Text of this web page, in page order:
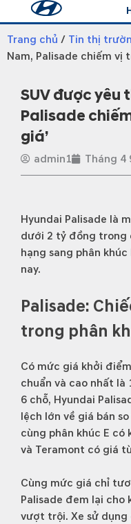
Trang chủ / Tin thị
Nam, Palisade chiếm vị
SUV được yêu
Palisade
giá’
admin1 Tháng 4
Hyundai Palisade là
dưới 2 tỷ đồng trong
hạng sang phân
nay.
Palisade:
trong phân
Có mức giá khởi
chuẩn và cao nhất là
6 chỗ, Hyundai
lệch lớn về giá bán
cùng phân khúc E có
và Teramont có giá
Cùng mức giá chỉ
Palisade đem lại cho
vượt trội. Xe sử dụng